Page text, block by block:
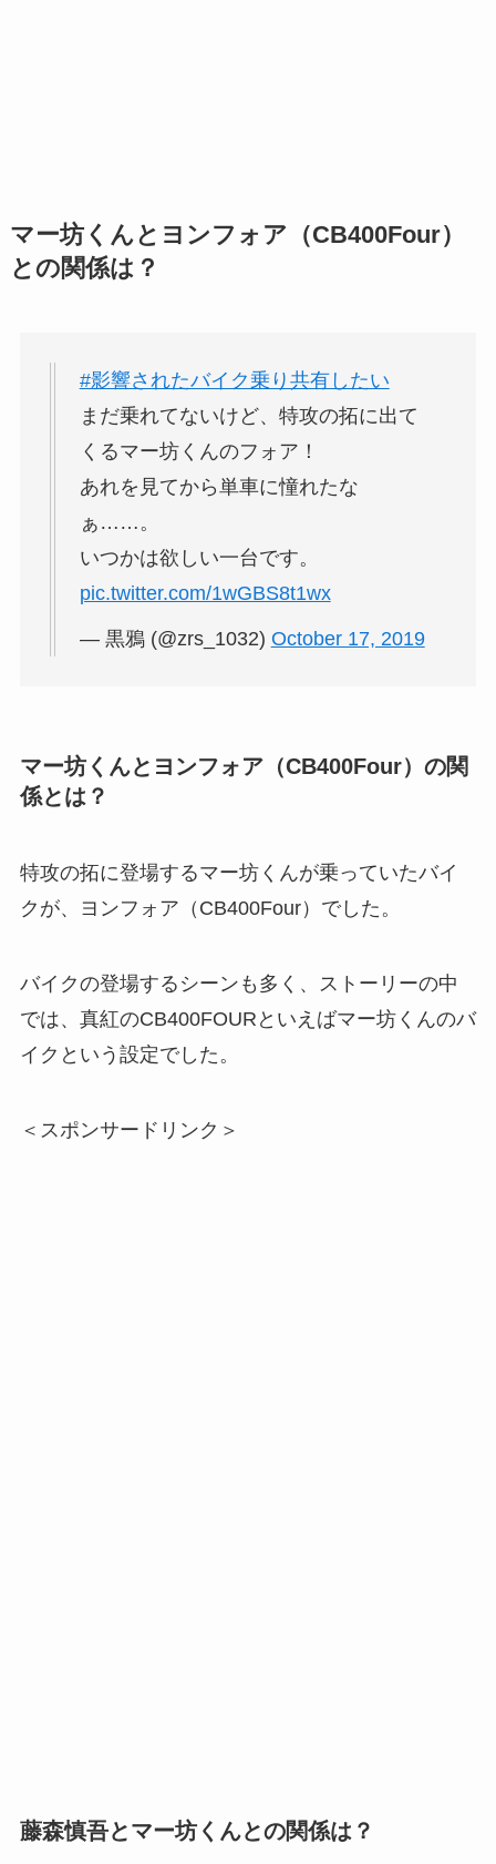
マー坊くんとヨンフォア（CB400Four）
との関係は？
#影響されたバイク乗り共有したい
まだ乗れてないけど、特攻の拓に出て
くるマー坊くんのフォア！
あれを見てから単車に憧れたな
ぁ……。
いつかは欲しい一台です。
pic.twitter.com/1wGBS8t1wx
— 黒鴉 (@zrs_1032) October 17, 2019
マー坊くんとヨンフォア（CB400Four）の関
係とは？
特攻の拓に登場するマー坊くんが乗っていたバイ
クが、ヨンフォア（CB400Four）でした。
バイクの登場するシーンも多く、ストーリーの中
では、真紅のCB400FOURといえばマー坊くんのバ
イクという設定でした。
＜スポンサードリンク＞
藤森慎吾とマー坊くんとの関係は？